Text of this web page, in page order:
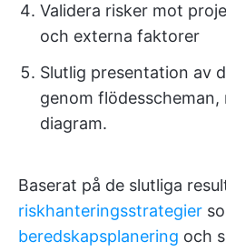
Validera risker mot
och externa faktorer
Slutlig presentation av
genom flödesscheman,
diagram.
Baserat på de slutliga
riskhanteringsstrategier
beredskapsplanering och